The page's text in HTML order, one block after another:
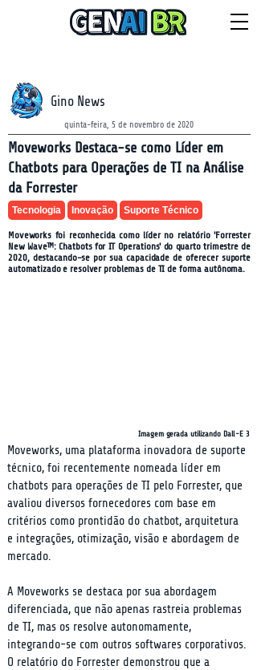
Gino News
quinta-feira, 5 de novembro de 2020
Moveworks Destaca-se como Líder em
Chatbots para Operações de TI na Análise
da Forrester
Tecnologia Inovação Suporte Técnico
Moveworks foi reconhecida como líder no relatório 'Forrester
New Wave™: Chatbots for IT Operations' do quarto trimestre de
2020, destacando-se por sua capacidade de oferecer suporte
automatizado e resolver problemas de TI de forma autônoma.
Imagem gerada utilizando Dall-E 3
Moveworks, uma plataforma inovadora de suporte
técnico, foi recentemente nomeada líder em
chatbots para operações de TI pelo Forrester, que
avaliou diversos fornecedores com base em
critérios como prontidão do chatbot, arquitetura
e integrações, otimização, visão e abordagem de
mercado.
A Moveworks se destaca por sua abordagem
diferenciada, que não apenas rastreia problemas
de TI, mas os resolve autonomamente,
integrando-se com outros softwares corporativos.
O relatório do Forrester demonstrou que a